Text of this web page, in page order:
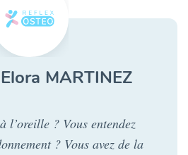
MARTINEZ
l’oreille ? Vous entendez
? Vous avez de la